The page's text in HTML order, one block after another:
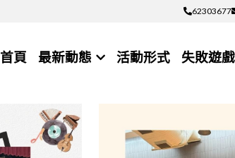
62303677
62303677
首頁 最新動態 活動形式 失敗遊戲